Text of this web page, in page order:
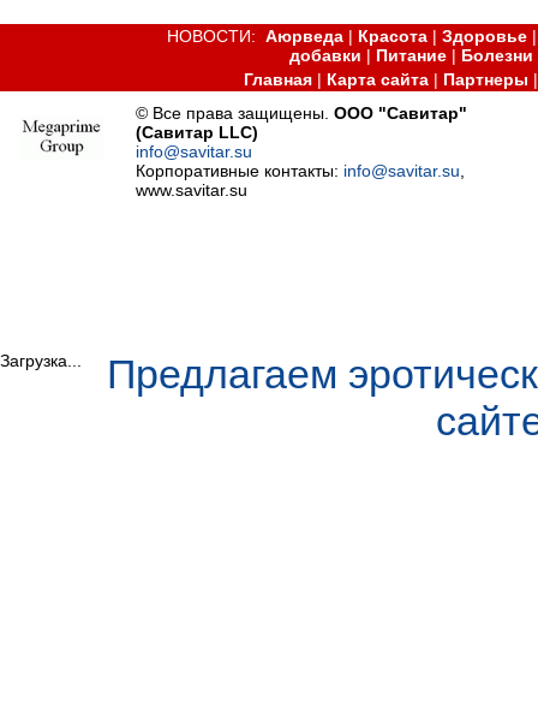
НОВОСТИ:Аюрведа | Красота |Здоровье
добавки | Питание| Болезни
Главная| Карта сайта| Партнеры
© Все права защищены.ООО "Савитар"
(Савитар LLC)
info@savitar.su
Корпоративные контакты: info@savitar.su
www.savitar.su
Загрузка...
Предлагаем